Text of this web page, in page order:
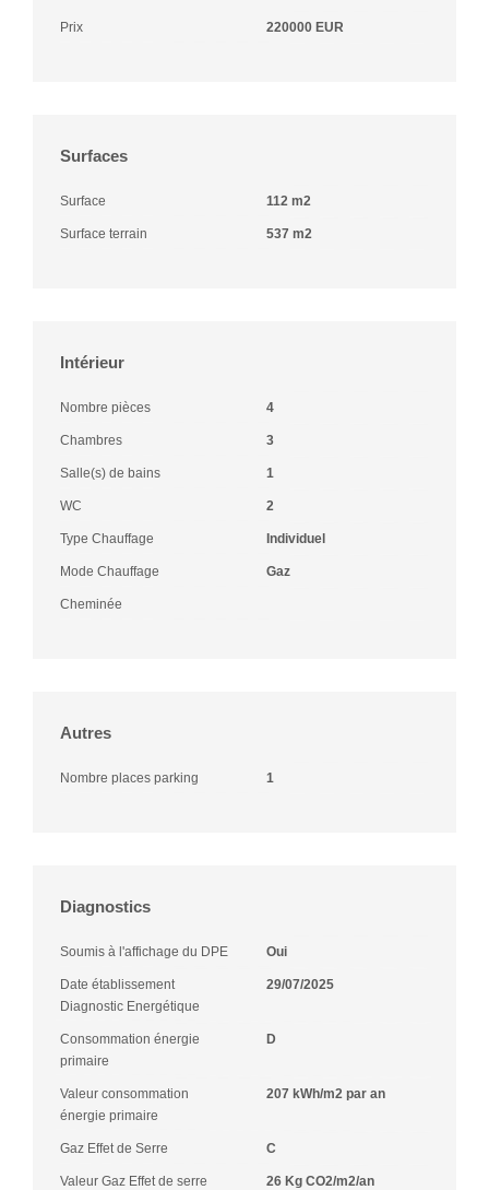
Prix 220000 EUR
Surfaces
Surface 112 m2
Surface terrain 537 m2
Intérieur
Nombre pièces 4
Chambres 3
Salle(s) de bains 1
WC 2
Type Chauffage Individuel
Mode Chauffage Gaz
Cheminée
Autres
Nombre places parking 1
Diagnostics
Soumis à l'affichage du DPE Oui
Date établissement
Diagnostic Energétique
29/07/2025
Consommation énergie
primaire
D
Valeur consommation
énergie primaire
207 kWh/m2 par an
Gaz Effet de Serre C
Valeur Gaz Effet de serre 26 Kg CO2/m2/an